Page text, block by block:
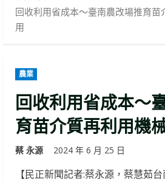
回收利用省成本～臺南農改場推育
用
農業
回收利用省成本～
育苗介質再利用機
蔡 永源 2024 年 6 月 25 日
【民正新聞記者:蔡永源，蔡慧茹